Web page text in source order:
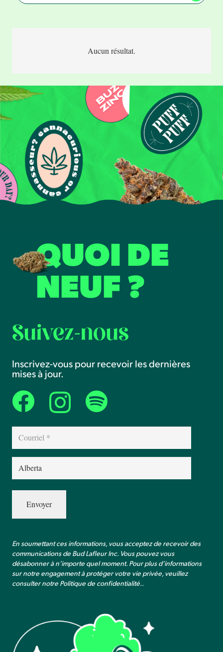
Aucun résultat.
QUOI DE
NEUF ?
Suivez-nous
Inscrivez-vous pour recevoir les dernières
mises à jour.
Courriel
(Nécessaire)
Province
(Nécessaire)
En soumettant ces informations, vous acceptez de recevoir des
communications de Bud Lafleur Inc. Vous pouvez vous
désabonner à n’importe quel moment. Pour plus d’informations
sur notre engagement à protéger votre vie privée, veuillez
consulter notre Politique de confidentialité..